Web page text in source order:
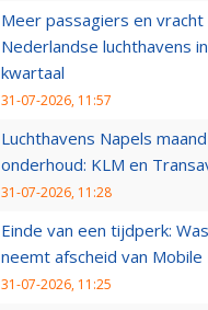
Meer passagiers en vracht
Nederlandse luchthavens
kwartaal
31-07-2026, 11:57
Luchthavens Napels
onderhoud: KLM en
31-07-2026, 11:28
Einde van een tijdperk:
neemt afscheid van Mobile
31-07-2026, 11:25